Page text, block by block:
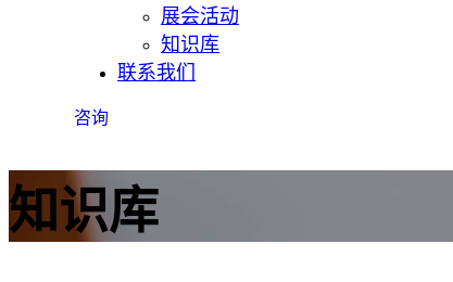
展会活动
知识库
联系我们
咨询
知识库